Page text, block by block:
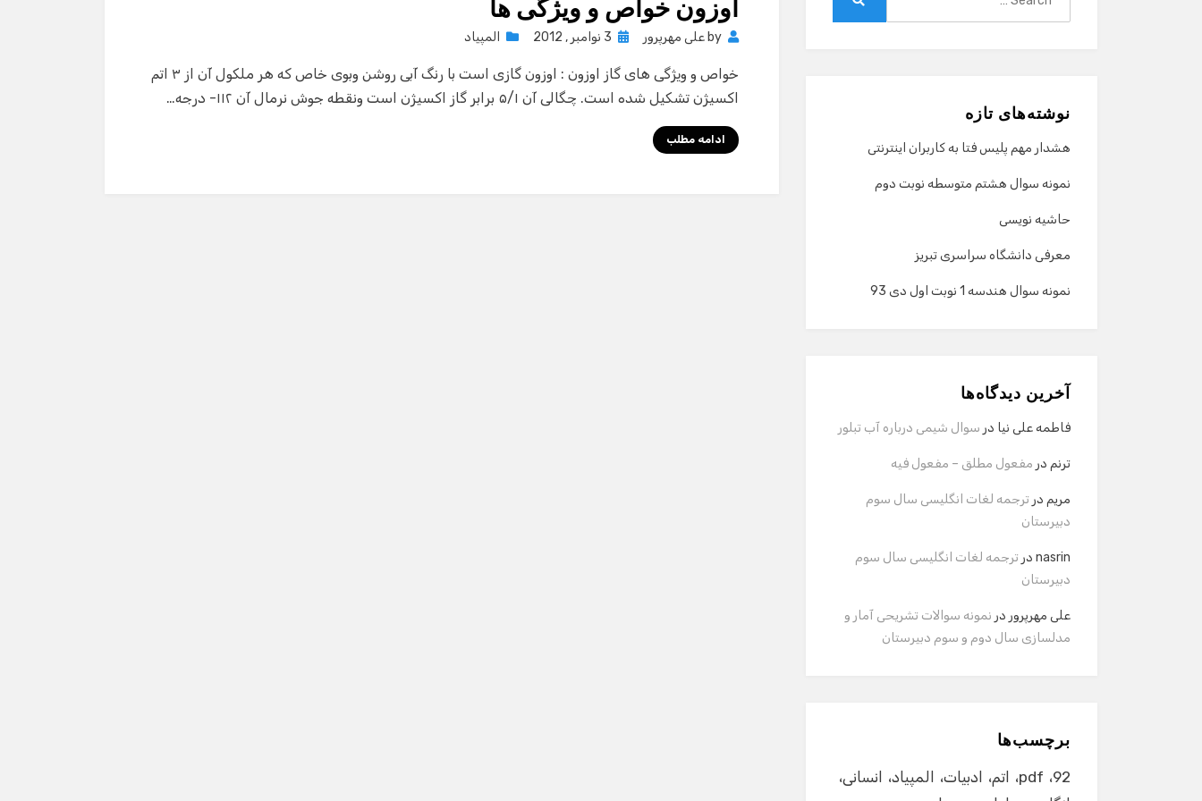
اوزون خواص و ویژگی ها
by علی مهرپرور
Posted
3 نوامبر , 2012 المپیاد
خواص و ویژگی های گاز اوزون : اوزون گازی است با رنگ آبی روشن وبوی خاص که هر ملکول آن از ۳ اتم
اکسیژن تشکیل شده است. چگالی آن ۵/۱ برابر گاز اکسیژن است ونقطه جوش نرمال آن ۱۱۲- درجه…
ادامه مطلب
نوشته‌های تازه
هشدار مهم پلیس فتا به کاربران اینترنتی
نمونه سوال هشتم متوسطه نوبت دوم
حاشیه نویسی
معرفی دانشگاه سراسری تبریز
نمونه سوال هندسه 1 نوبت اول دی 93
آخرین دیدگاه‌ها
فاطمه علی نیا در سوال شیمی درباره آب تبلور
ترنم در مفعول مطلق – مفعول فیه
مریم در ترجمه لغات انگلیسی سال سوم
دبیرستان
nasrin در ترجمه لغات انگلیسی سال سوم
دبیرستان
علی مهرپرور در نمونه سوالات تشریحی آمار و
مدلسازی سال دوم و سوم دبیرستان
برچسب‌ها
92
pdf اتم ادبیات المپیاد
انسانی